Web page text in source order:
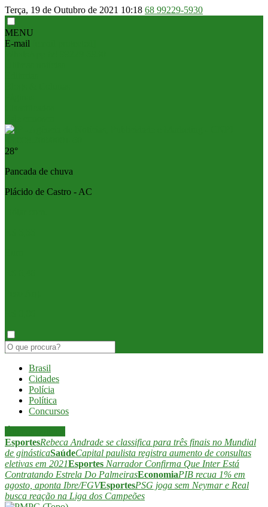
Terça, 19 de Outubro de 2021 10:18 68 99229-5930
MENU
E-mail
28°
Pancada de chuva
Plácido de Castro - AC
Brasil
Cidades
Polícia
Política
Concursos
EsportesRebeca Andrade se classifica para três finais no Mundial
de ginásticaSaúdeCapital paulista registra aumento de consultas
eletivas em 2021Esportes Narrador Confirma Que Inter Está
Contratando Estrela Do PalmeirasEconomiaPIB recua 1% em
agosto, aponta Ibre/FGVEsportesPSG joga sem Neymar e Real
busca reação na Liga dos Campeões